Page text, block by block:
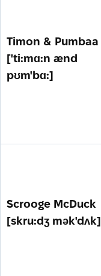
Timon & Pumbaa
['ti:mɑ:n ænd
pʊm'bɑ:]
Scrooge McDuck
[skru:dʒ mək'dʌk]